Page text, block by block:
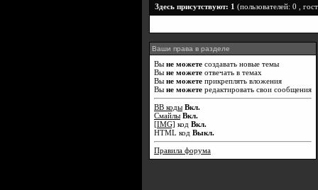
Здесь присутствуют: 1 (пользователей: 0 ,
Ваши права в разделе
Вы не можете создавать новые темы
Вы не можете отвечать в темах
Вы не можете прикреплять вложения
Вы не можете редактировать свои сообщения
BB коды Вкл.
Смайлы Вкл.
[IMG] код Вкл.
HTML код Выкл.
Правила форума